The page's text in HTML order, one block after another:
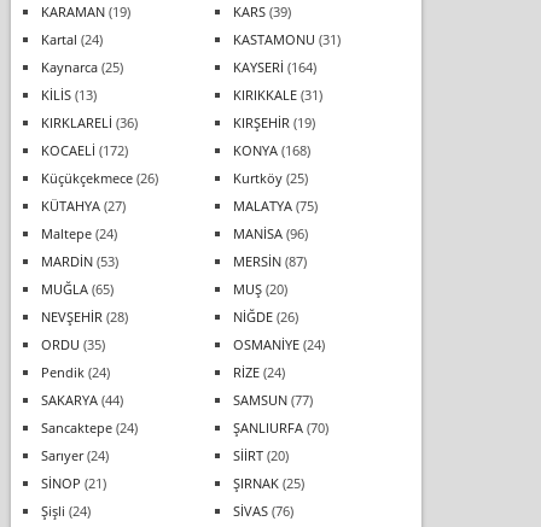
KARAMAN(19) KARS(39)
Kartal (24) KASTAMONU (31)
Kaynarca(25) KAYSERİ (164)
KİLİS(13) KIRIKKALE(31)
KIRKLARELİ (36) KIRŞEHİR (19)
KOCAELİ (172) KONYA(168)
Küçükçekmece(26) Kurtköy(25)
KÜTAHYA(27) MALATYA(75)
Maltepe(24) MANİSA(96)
MARDİN(53) MERSİN(87)
MUĞLA(65) MUŞ(20)
NEVŞEHİR (28) NİĞDE(26)
ORDU (35) OSMANİYE(24)
Pendik(24) RİZE(24)
SAKARYA(44) SAMSUN(77)
Sancaktepe(24) ŞANLIURFA(70)
Sarıyer(24) SİİRT(20)
SİNOP (21) ŞIRNAK(25)
Şişli (24) SİVAS(76)